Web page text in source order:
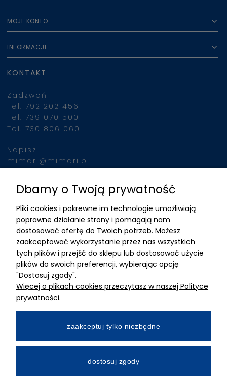
MOJE KONTO
INFORMACJE
KONTAKT
Zadzwoń
Tel. 792 202 456
Tel. 739 070 500
Tel. 730 806 060
Napisz
mimari@mimari.pl
Znajdziesz nas
ADRES
MIMARI sp z o.o.
ul. Kurkowa 12
50-210 Wrocław
Dane rejestracyjne
NIP:8982325327
Wpłacony w całości
Numer konta bankowego
Dbamy o Twoją prywatność
Pliki cookies i pokrewne im technologie umożliwiają
poprawne działanie strony i pomagają nam
dostosować ofertę do Twoich potrzeb. Możesz
zaakceptować wykorzystanie przez nas wszystkich
tych plików i przejść do sklepu lub dostosować użycie
plików do swoich preferencji, wybierając opcję
"Dostosuj zgody".
Więcej o plikach cookies przeczytasz w naszej Polityce
prywatności.
zaakceptuj tylko niezbędne
dostosuj zgody